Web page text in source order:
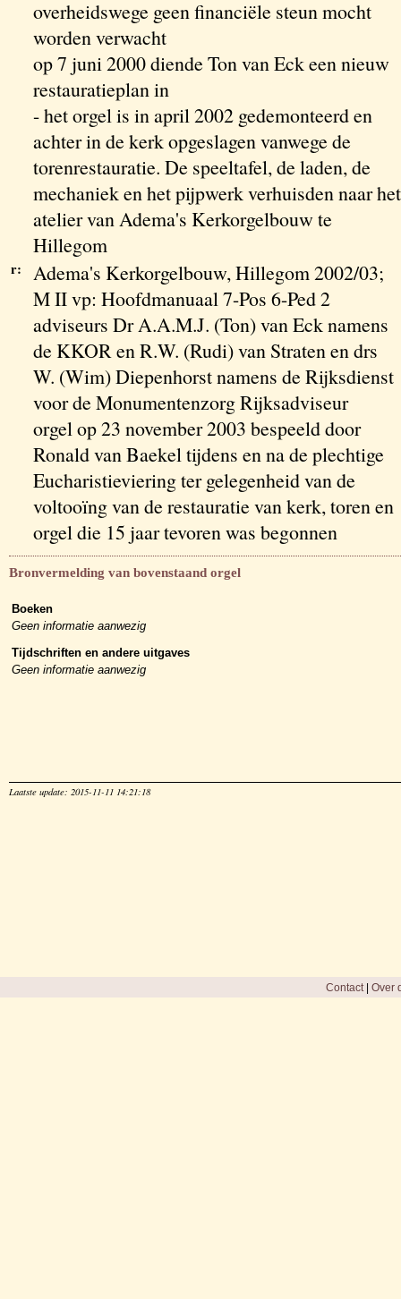
overheidswege geen financiële steun mocht
worden verwacht
op 7 juni 2000 diende Ton van Eck een nieuw
restauratieplan in
- het orgel is in april 2002 gedemonteerd en
achter in de kerk opgeslagen vanwege de
torenrestauratie. De speeltafel, de laden, de
mechaniek en het pijpwerk verhuisden naar het
atelier van Adema's Kerkorgelbouw te
Hillegom
r:
Adema's Kerkorgelbouw, Hillegom 2002/03;
M II vp: Hoofdmanuaal 7-Pos 6-Ped 2
adviseurs Dr A.A.M.J. (Ton) van Eck namens
de KKOR en R.W. (Rudi) van Straten en drs
W. (Wim) Diepenhorst namens de Rijksdienst
voor de Monumentenzorg Rijksadviseur
orgel op 23 november 2003 bespeeld door
Ronald van Baekel tijdens en na de plechtige
Eucharistieviering ter gelegenheid van de
voltooïng van de restauratie van kerk, toren en
orgel die 15 jaar tevoren was begonnen
Bronvermelding van bovenstaand orgel
Boeken
Geen informatie aanwezig
Tijdschriften en andere uitgaves
Geen informatie aanwezig
Laatste update: 2015-11-11 14:21:18
Contact| Over